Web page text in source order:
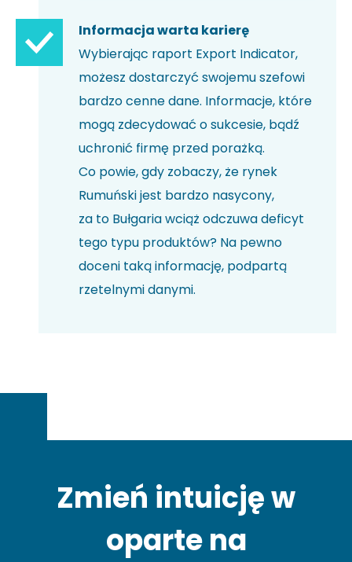
Informacja warta karierę
Wybierając raport Export Indicator,
możesz dostarczyć swojemu szefowi
bardzo cenne dane. Informacje, które
mogą zdecydować o sukcesie, bądź
uchronić firmę przed porażką.
Co powie, gdy zobaczy, że rynek
Rumuński jest bardzo nasycony,
za to Bułgaria wciąż odczuwa deficyt
tego typu produktów? Na pewno
doceni taką informację, podpartą
rzetelnymi danymi.
Zmień intuicję w
oparte na